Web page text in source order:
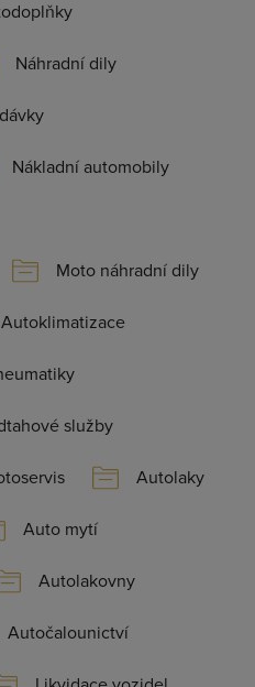
Náhradní dily
Nákladní automobily
Moto náhradní dily
Autoklimatizace
služby
Autolaky
Auto mytí
Autolakovny
Autočalounictví